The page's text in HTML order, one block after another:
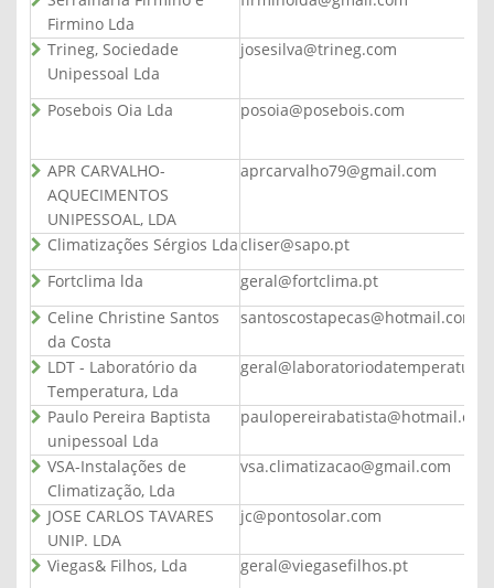
Firmino Lda
Trineg, Sociedade
Unipessoal Lda
josesilva@trineg.com
Posebois Oia Lda posoia@posebois.com
APR CARVALHO-
AQUECIMENTOS
UNIPESSOAL, LDA
aprcarvalho79@gmail.com
Climatizações Sérgios Ldacliser@sapo.pt
Fortclima lda
geral@fortclima.pt
Celine Christine Santos
da Costa
santoscostapecas@hotmail.com
LDT - Laboratório da
Temperatura, Lda
Paulo Pereira Baptista
unipessoal Lda
paulopereirabatista@hotmail.com
VSA-Instalações de
Climatização, Lda
vsa.climatizacao@gmail.com
JOSE CARLOS TAVARES
UNIP. LDA
jc@pontosolar.com
Viegas& Filhos, Lda
geral@viegasefilhos.pt